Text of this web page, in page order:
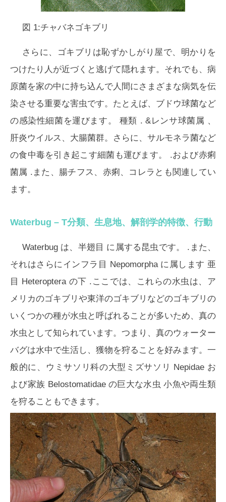
図 1:チャバネゴキブリ
さらに、ゴキブリは恥ずかしがり屋で、明かりを
つけたり人が近づくと逃げて隠れます。それでも、病
原菌を家の中に持ち込んで人間にさまざまな病気を伝
染させる重要な害虫です。たとえば、 ブドウ球菌など
の感染性細菌を運びます。 種類 . &レンサ球菌属 、
肝炎ウイルス、大腸菌群。さらに、 サルモネラ菌など
の食中毒を引き起こす細菌も運びます。 .および赤痢
菌属 .また、腸チフス、赤痢、コレラとも関連してい
ます。
Waterbug – T分類、生息地、解剖学的特徴、行動
Waterbug は、半翅目 に属する昆虫です。 .また、
それはさらにインフラ目
Nepomorphaに属します 亜
目
Heteropteraの下 .ここでは、これらの水虫は、ア
メリカのゴキブリや東洋のゴキブリなどのゴキブリの
いくつかの種が水虫と呼ばれることが多いため、真の
水虫として知られています。つまり、真のウォーター
バグは水中で生活し、獲物を狩ることを好みます。一
般的に、ウミサソリ科の大型ミズサソリ Nepidae お
よび家族 Belostomatidaeの巨大な水虫 小魚や両生類
を狩ることもできます。